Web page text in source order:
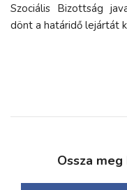
Szociális Bizottság
dönt a határidő lejártát
Ossza